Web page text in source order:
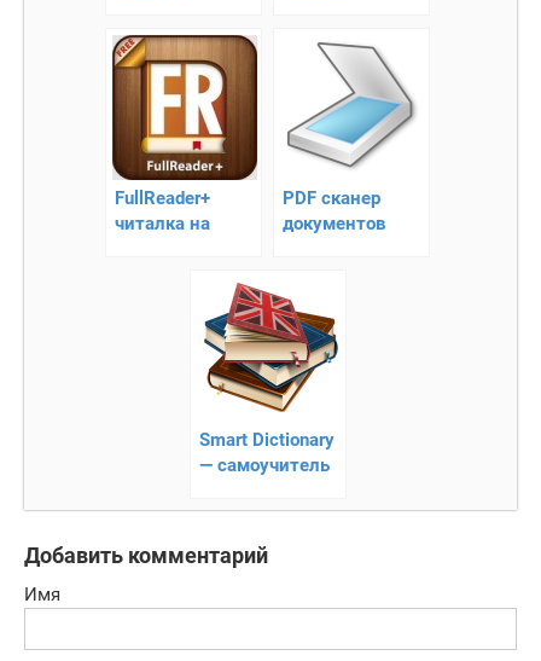
FullReader+
читалка на
PDF сканер
документов
Smart Dictionary
— cамоучитель
языка
Добавить комментарий
Имя